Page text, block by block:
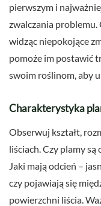
pierwszym i
zwalczania problemu.
widząc niepokojące
pomoże im postawić
swoim roślinom, aby
Charakterystyka
Obserwuj kształt,
liściach. Czy plamy są
Jaki mają odcień –
czy pojawiają się
powierzchni liścia.